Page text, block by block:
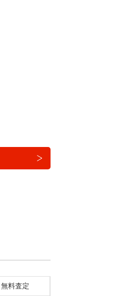
無料査定